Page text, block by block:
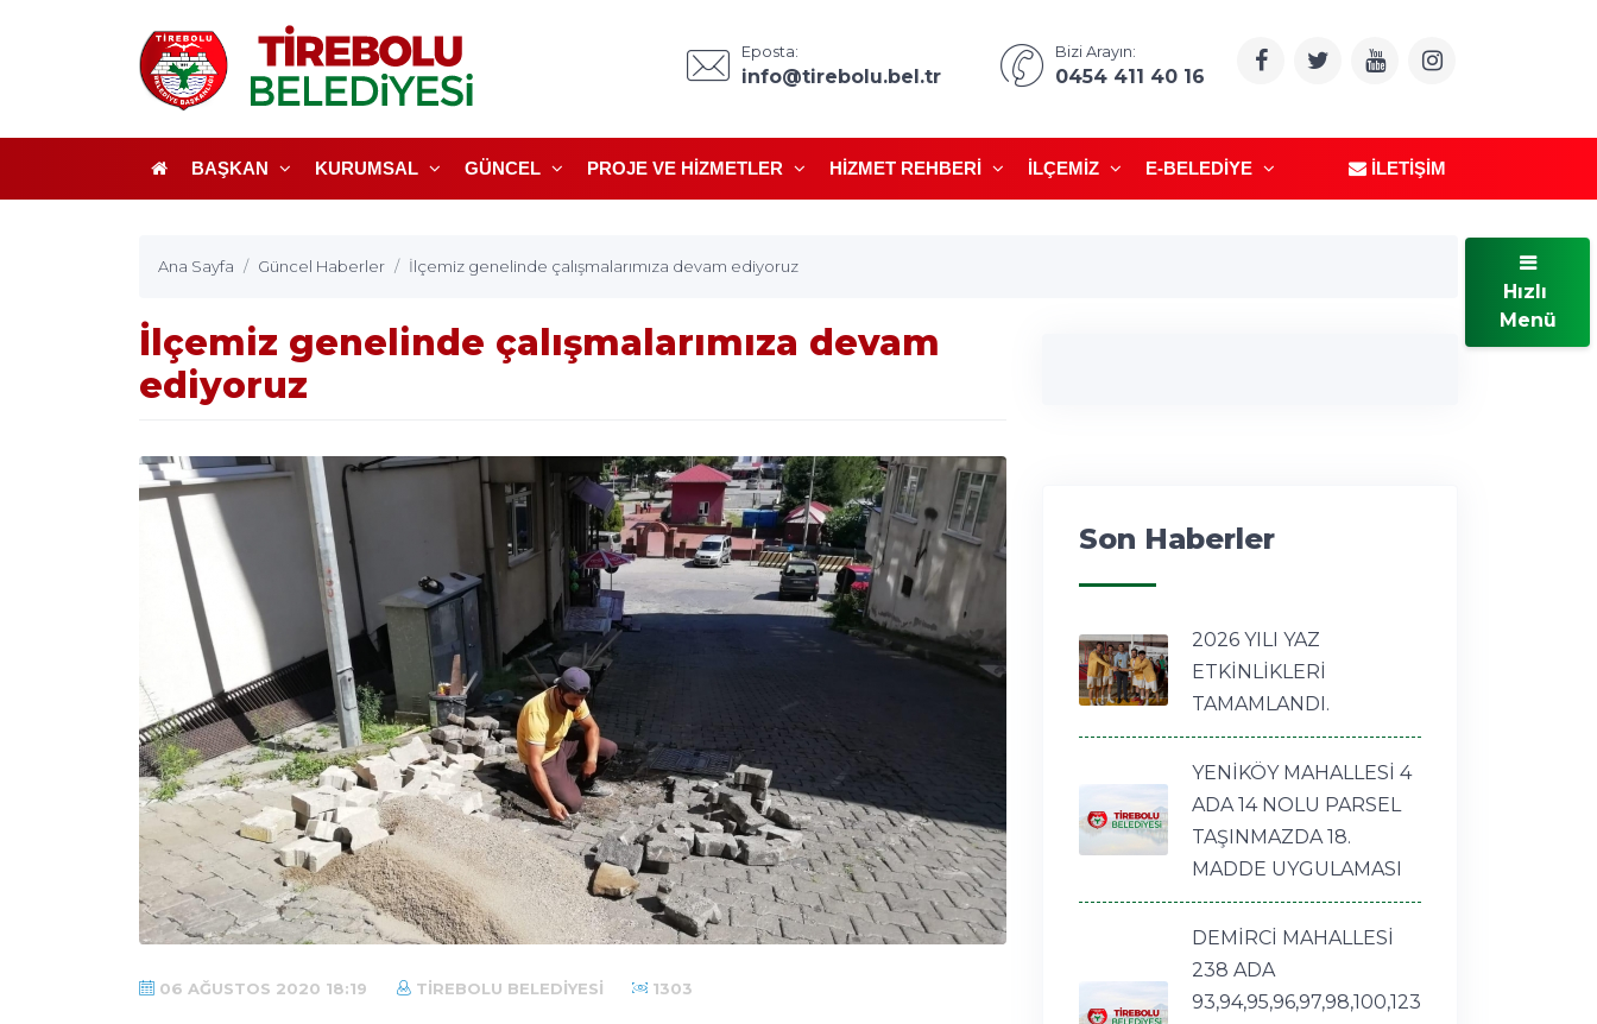
Eposta:
info@tirebolu.bel.tr
Bizi Arayın:
0454 411 40 16
BAŞKAN KURUMSAL GÜNCEL PROJE VE HIZMETLER HIZMET REHBERI İLÇEMIZ E-BELEDIYE İLETIŞIM
Ana Sayfa Güncel Haberler İlçemiz genelinde çalışmalarımıza devam ediyoruz
İlçemiz genelinde çalışmalarımıza devam
ediyoruz
06 AĞUSTOS 2020 18:19 TIREBOLU BELEDIYESI 1303
Son Haberler
2026 YILI YAZ
ETKİNLİKLERİ
TAMAMLANDI.
YENİKÖY MAHALLESİ 4
ADA 14 NOLU PARSEL
TAŞINMAZDA 18.
MADDE UYGULAMASI
DEMİRCİ MAHALLESİ
238 ADA
93,94,95,96,97,98,100,123
Hızlı
Menü